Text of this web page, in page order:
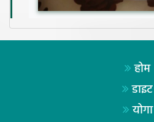
होम
डाइट
योगा